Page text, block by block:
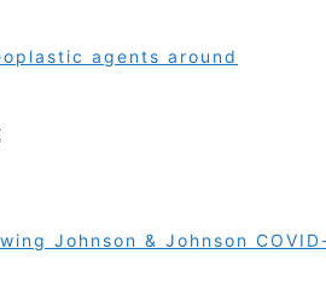
agents around
Johnson & Johnson